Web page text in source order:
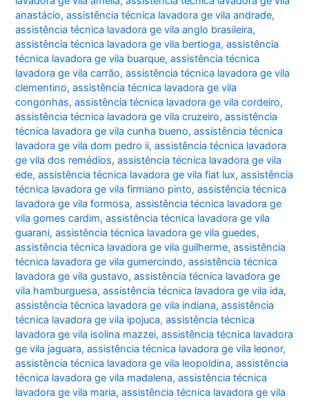
anastácio,assistência técnica lavadora ge vila andrade,
assistência técnica lavadora ge vila anglo brasileira,
assistência técnica lavadora ge vila bertioga,assistência
técnica lavadora ge vila buarque,assistência técnica
lavadora ge vila carrão,assistência técnica lavadora ge vila
clementino,assistência técnica lavadora ge vila
congonhas,assistência técnica lavadora ge vila cordeiro,
assistência técnica lavadora ge vila cruzeiro,assistência
técnica lavadora ge vila cunha bueno,assistência técnica
lavadora ge vila dom pedro ii,assistência técnica lavadora
ge vila dos remédios,assistência técnica lavadora ge vila
ede,assistência técnica lavadora ge vila fiat lux,assistência
técnica lavadora ge vila firmiano pinto,assistência técnica
lavadora ge vila formosa,assistência técnica lavadora ge
vila gomes cardim,assistência técnica lavadora ge vila
guarani,assistência técnica lavadora ge vila guedes,
assistência técnica lavadora ge vila guilherme,assistência
técnica lavadora ge vila gumercindo,assistência técnica
lavadora ge vila gustavo,assistência técnica lavadora ge
vila hamburguesa,assistência técnica lavadora ge vila ida,
assistência técnica lavadora ge vila indiana,assistência
técnica lavadora ge vila ipojuca,assistência técnica
lavadora ge vila isolina mazzei,assistência técnica lavadora
ge vila jaguara,assistência técnica lavadora ge vila leonor,
assistência técnica lavadora ge vila leopoldina,assistência
técnica lavadora ge vila madalena,assistência técnica
lavadora ge vila maria,assistência técnica lavadora ge vila